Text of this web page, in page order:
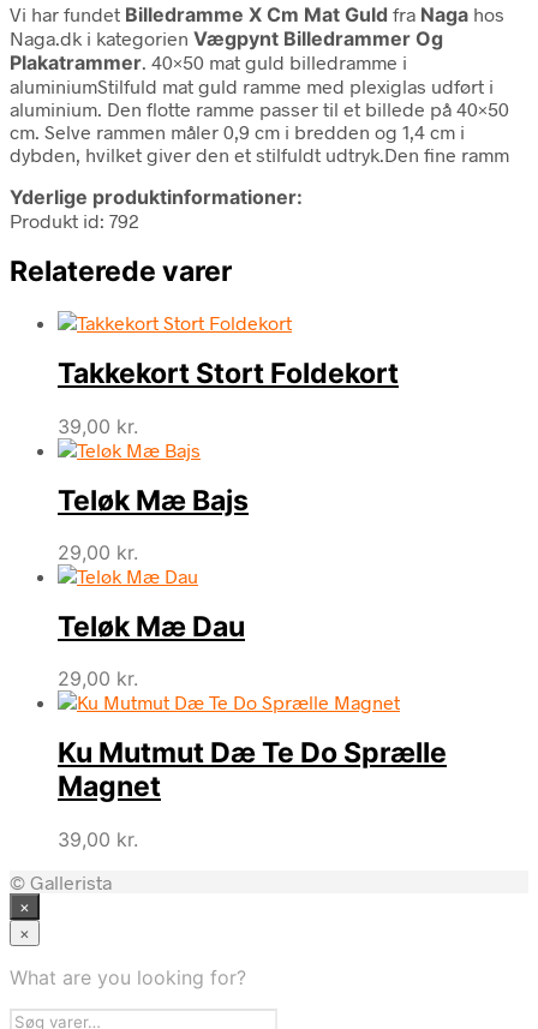
Vi har fundet Billedramme X Cm Mat Guld fra Naga hos
Naga.dk i kategorien Vægpynt Billedrammer Og
Plakatrammer. 40×50 mat guld billedramme i
aluminiumStilfuld mat guld ramme med plexiglas udført i
aluminium. Den flotte ramme passer til et billede på 40×50
cm. Selve rammen måler 0,9 cm i bredden og 1,4 cm i
dybden, hvilket giver den et stilfuldt udtryk.Den fine ramm
Yderlige produktinformationer:
Produkt id: 792
Relaterede varer
Takkekort Stort Foldekort
39,00 kr.
Teløk Mæ Bajs
29,00 kr.
Teløk Mæ Dau
29,00 kr.
Ku Mutmut Dæ Te Do Sprælle
Magnet
39,00 kr.
© Gallerista
×
×
What are you looking for?